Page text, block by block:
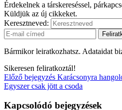
Érdekelnek a társkereséssel,
Küldjük az új cikkeket.
Keresztneved:
Bármikor leiratkozhatsz. Adataidat
Sikeresen feliratkoztál!
Előző bejegyzés Karácsonyra
Egyszer csak jött a csoda
Kapcsolódó bejegyzések